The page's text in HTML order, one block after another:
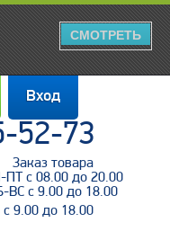
СМОТРЕТЬ
Вход
52-73
Заказ товара
ПТ с 08.00 до 20.00
ВС с 9.00 до 18.00
9.00 до 18.00